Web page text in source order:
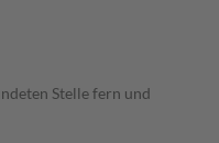
Stelle fern und